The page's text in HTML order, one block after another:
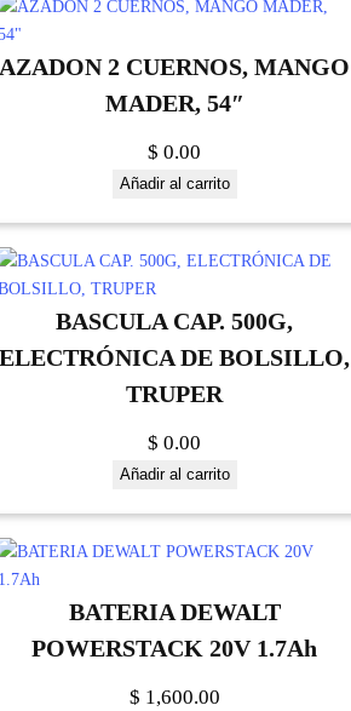
AZADON 2 CUERNOS, MANGO
MADER, 54″
$ 0.00
Añadir al carrito
BASCULA CAP. 500G,
ELECTRÓNICA DE BOLSILLO,
TRUPER
$ 0.00
Añadir al carrito
BATERIA DEWALT
POWERSTACK 20V 1.7Ah
$ 1,600.00